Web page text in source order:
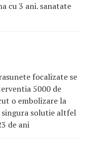
cu 3 ani. sanatate
focalizate se
5000 de
o embolizare la
solutie altfel
de ani